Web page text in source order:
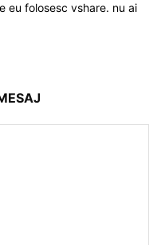
eu folosesc vshare. nu ai